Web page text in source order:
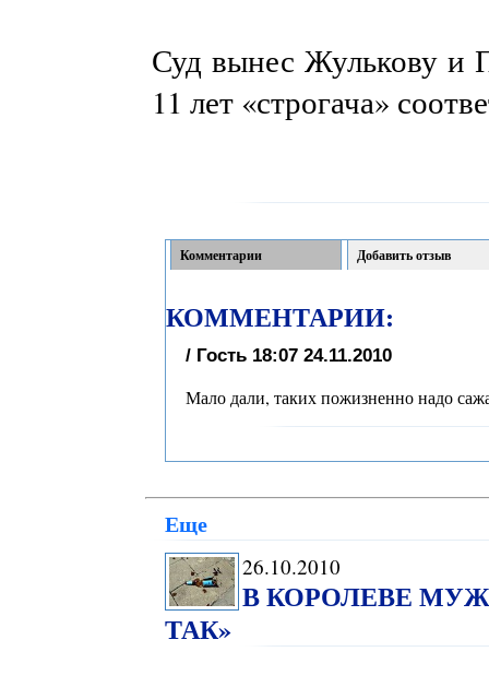
Суд вынес Жулькову и
11 лет «строгача»
Комментарии Добавить отзыв
КОММЕНТАРИИ:
/ Гость 18:07 24.11.2010
Мало дали, таких пожизненно надо
Еще
26.10.2010
В КОРОЛЕВЕ
ТАК»